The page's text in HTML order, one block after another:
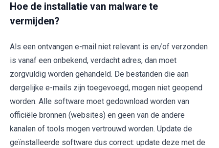
Hoe de installatie van malware te
vermijden?
Als een ontvangen e-mail niet relevant is en/of verzonden
is vanaf een onbekend, verdacht adres, dan moet
zorgvuldig worden gehandeld. De bestanden die aan
dergelijke e-mails zijn toegevoegd, mogen niet geopend
worden. Alle software moet gedownload worden van
officiële bronnen (websites) en geen van de andere
kanalen of tools mogen vertrouwd worden. Update de
geïnstalleerde software dus correct: update deze met de